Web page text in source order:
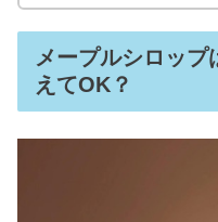
メープルシロッ
えてOK？